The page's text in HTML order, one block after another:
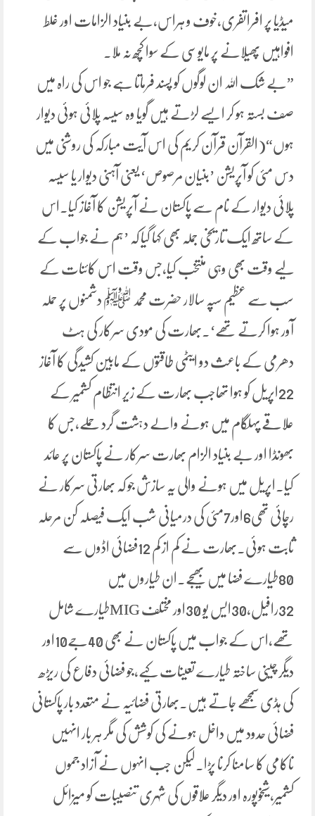
میڈیا پر افراتفری،خوف و ہراس،بے بنیاد الزامات اور غلط
افواہیں پھیلانے پر مایوسی کے سوا کچھ نہ ملا۔
”بے شک اللہ ان لوگوں کو پسند فرماتا ہے جو اس کی راہ میں
صف بستہ ہو کر ایسے لڑتے ہیں گویا وہ سیسہ پلائی ہوئی دیوار
ہوں“(القرآن قرآن کریم کی اس آیت مبارکہ کی روشنی میں
دس مئی کو آپریشن ’بنیان مرصوص‘ یعنی آہنی دیوار یا سیسہ
پلائی دیوار کے نام سے پاکستان نے آپریشن کا آغاز کیا۔اس
کے ساتھ ایک تاریخی جملہ بھی کہا گیا کہ ’ہم نے جواب کے
لیے وقت بھی وہی منتخب کیا،جس وقت اس کائنات کے
سب سے عظیم سپہ سالار حضرت محمد ﷺ دشمنوں پر حملہ
آور ہوا کرتے تھے‘۔بھارت کی مودی سرکار کی ہٹ
دھرمی کے باعث دو ایٹمی طاقتوں کے مابین کشیدگی کا آغاز
22اپریل کو ہوا تھاجب بھارت کے زیر انتظام کشمیر کے
علاقے پہلگام میں ہونے والے دہشت گرد حملے،جس کا
بھونڈا اور بے بنیاد الزام بھارت سرکار نے پاکستان پر عائد
کیا۔اپریل میں ہونے والی یہ سازش جو کہ بھارتی سرکار نے
رچائی تھی6اور7مئی کی درمیانی شب ایک فیصلہ کن مرحلہ
ثابت ہوئی۔بھارت نے کم از کم 12فضائی اڈوں سے
80طیارے فضا میں بھیجے۔ان طیاروں میں
32رافیل،30ایس یو 30اور مختلف MIGطیارے شامل
تھے،اس کے جواب میں پاکستان نے بھی 40جے10اور
دیگر چینی ساختہ طیارے تعینات کیے،جو فضائی دفاع کی ریڑھ
کی ہڈی سمجھے جاتے ہیں۔بھارتی فضائیہ نے متعدد بار پاکستانی
فضائی حدود میں داخل ہونے کی کوشش کی مگر ہر بار انہیں
ناکامی کا سامنا کرنا پڑا۔لیکن جب انہوں نے آزاد جموں
کشمیر،شیخوپورہ اور دیگر علاقوں کی شہری تنصیبات کو میزائل